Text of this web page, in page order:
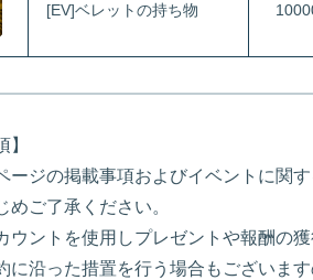
[EV]ベレットの持ち物
】
ージの掲載事項およびイベントに関
ご了承ください。
ウントを使用しプレゼントや報酬の
沿った措置を行う場合もございま